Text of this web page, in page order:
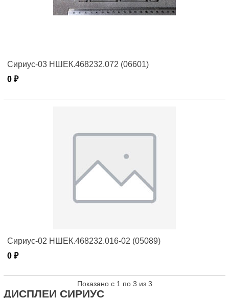
Сириус-03 НШЕК.468232.072 (06601)
0 ₽
Сириус-02 НШЕК.468232.016-02 (05089)
0 ₽
Показано с 1 по 3 из 3
ДИСПЛЕИ СИРИУС